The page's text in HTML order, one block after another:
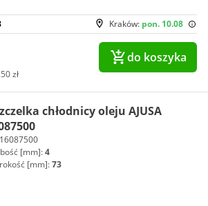
Kraków: pon. 10.08
zł
do koszyka
chłodnicy oleju AJUSA
[mm]:4
[mm]:73